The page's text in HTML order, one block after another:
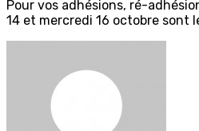
Pour vos adhésions, ré-
14 et mercredi 16 octobre sont